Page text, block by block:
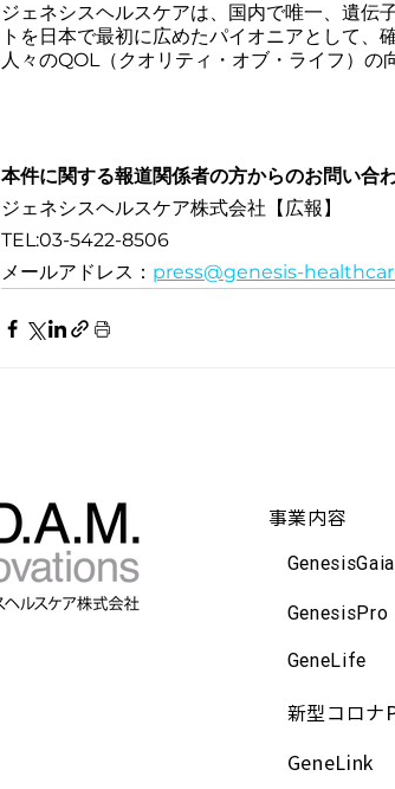
ジェネシスヘルスケアは、国内で唯一、遺伝
トを日本で最初に広めたパイオニアとして、
人々のQOL（クオリティ・オブ・ライフ）の
本件に関する報道関係者の方からのお問い合
ジェネシスヘルスケア株式会社【広報】
TEL:03-5422-8506
メールアドレス： press@genesis-
事業内容
GenesisGaia
GenesisPro
GeneLife
新型コロナ
GeneLink